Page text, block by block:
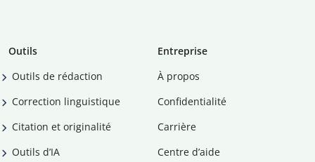
Outils
Outils de rédaction
Correction linguistique
Citation et originalité
Outils d’IA
Entreprise
À propos
Confidentialité
Carrière
Centre d’aide